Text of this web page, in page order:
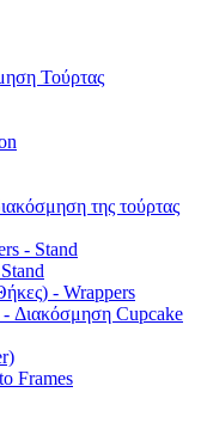
Τούρτας
της τούρτας
- Stand
- Wrappers
Διακόσμηση Cupcake
Frames